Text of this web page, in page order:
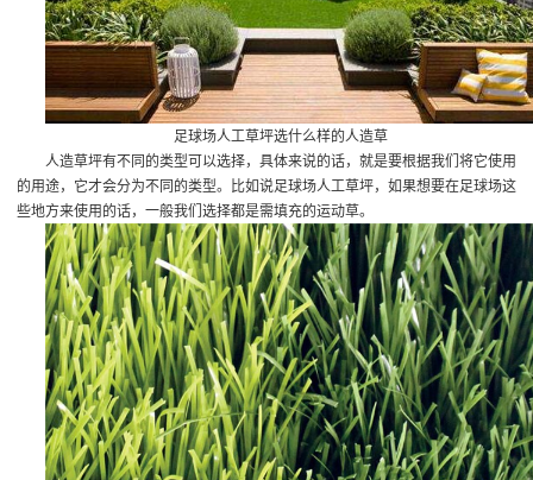
足球场人工草坪选什么样的人造草
人造草坪有不同的类型可以选择，具体来说的话，就是要根据我们将它使用
的用途，它才会分为不同的类型。比如说足球场人工草坪，如果想要在足球场这
些地方来使用的话，一般我们选择都是需填充的运动草。